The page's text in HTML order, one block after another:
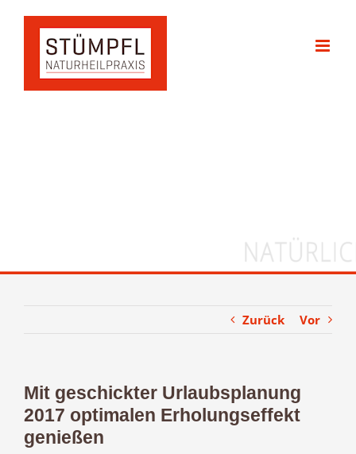
springen
Zurück Vor
Mit geschickter Urlaubsplanung
2017 optimalen Erholungseffekt
genießen